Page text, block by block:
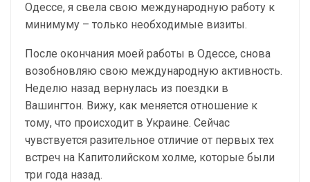
Одессе, я свела свою международную работу к
минимуму – только необходимые визиты.
После окончания моей работы в Одессе, снова
возобновляю свою международную активность.
Неделю назад вернулась из поездки в
Вашингтон. Вижу, как меняется отношение к
тому, что происходит в Украине. Сейчас
чувствуется разительное отличие от первых тех
встреч на Капитолийском холме, которые были
три года назад.